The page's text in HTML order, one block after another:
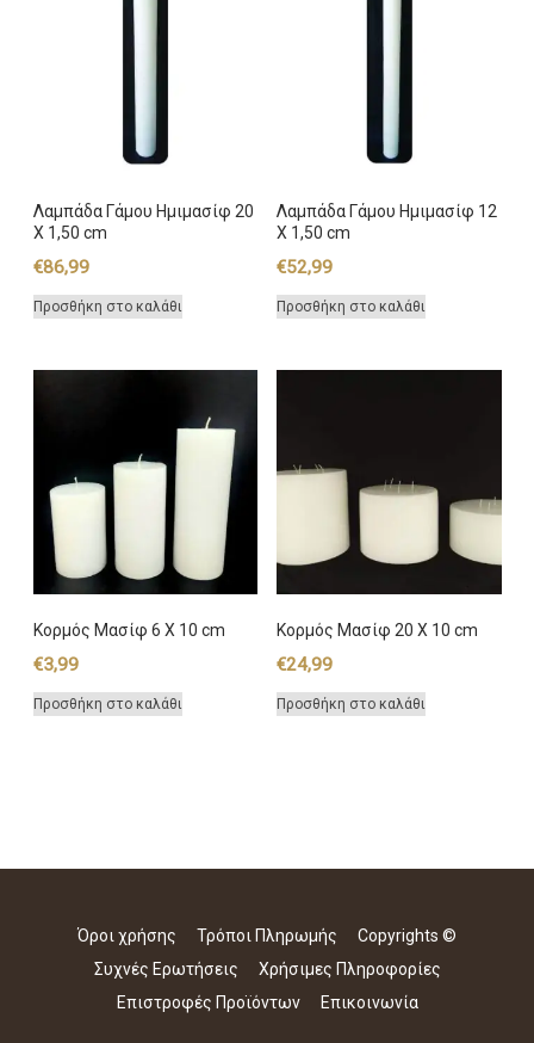
Λαμπάδα Γάμου Ημιμασίφ 20
Χ 1,50 cm
€86,99
Προσθήκη στο καλάθι
Λαμπάδα Γάμου Ημιμασίφ 12
Χ 1,50 cm
€52,99
Προσθήκη στο καλάθι
Κορμός Μασίφ 6 Χ 10 cm
€3,99
Προσθήκη στο καλάθι
Κορμός Μασίφ 20 Χ 10 cm
€24,99
Προσθήκη στο καλάθι
Όροι χρήσης Τρόποι Πληρωμής
Copyrights ©
Συχνές Ερωτήσεις
Χρήσιμες Πληροφορίες
Επιστροφές Προϊόντων
Επικοινωνία